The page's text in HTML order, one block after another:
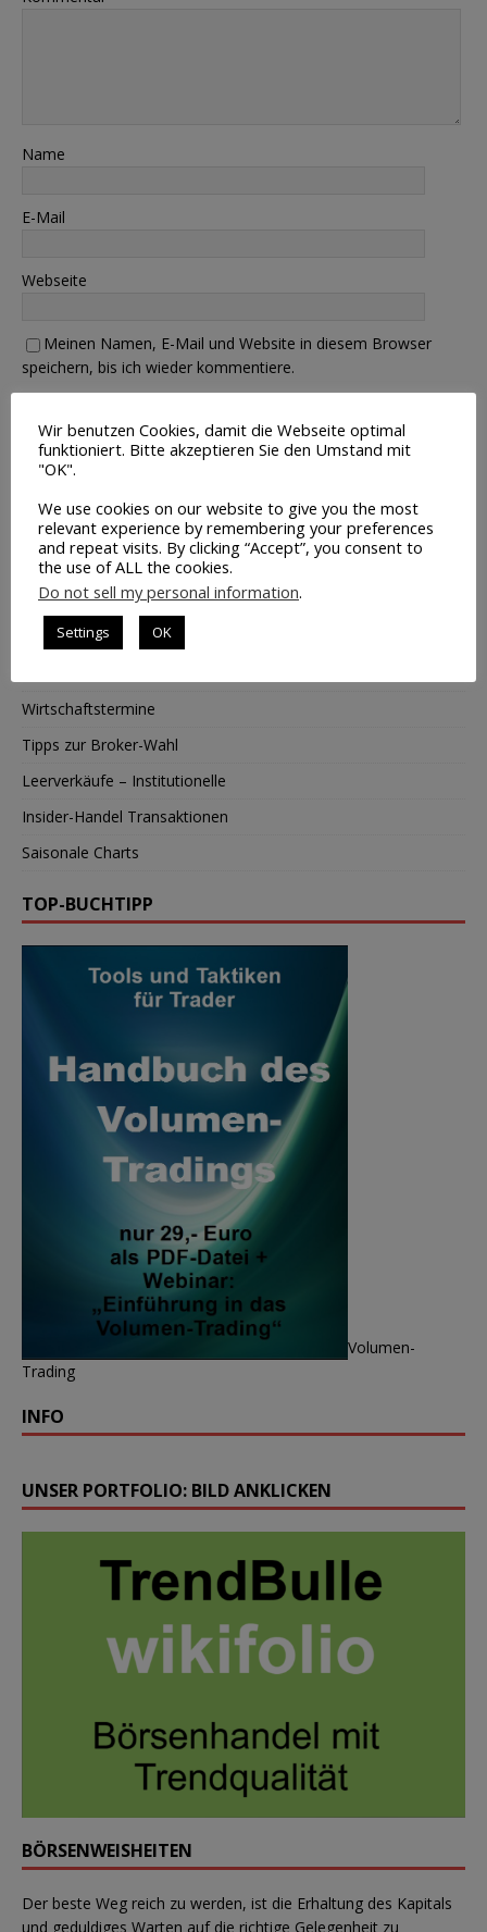
Name
E-Mail
Webseite
Meinen Namen, E-Mail und Website in diesem Browser
speichern, bis ich wieder kommentiere.
NEWSLETTER
Kostenloser Newsletter für Trader
HIER KLICKEN
BÖRSENINFOS
Wirtschaftstermine
Tipps zur Broker-Wahl
Leerverkäufe – Institutionelle
Insider-Handel Transaktionen
Saisonale Charts
TOP-BUCHTIPP
Volumen-
Trading
INFO
UNSER PORTFOLIO: BILD ANKLICKEN
BÖRSENWEISHEITEN
Der beste Weg reich zu werden, ist die Erhaltung des Kapitals
und geduldiges Warten auf die richtige Gelegenheit zu
Wir benutzen Cookies, damit die Webseite optimal
funktioniert. Bitte akzeptieren Sie den Umstand mit
"OK".
We use cookies on our website to give you the most
relevant experience by remembering your preferences
and repeat visits. By clicking “Accept”, you consent to
the use of ALL the cookies.
Do not sell my personal information.
Settings OK